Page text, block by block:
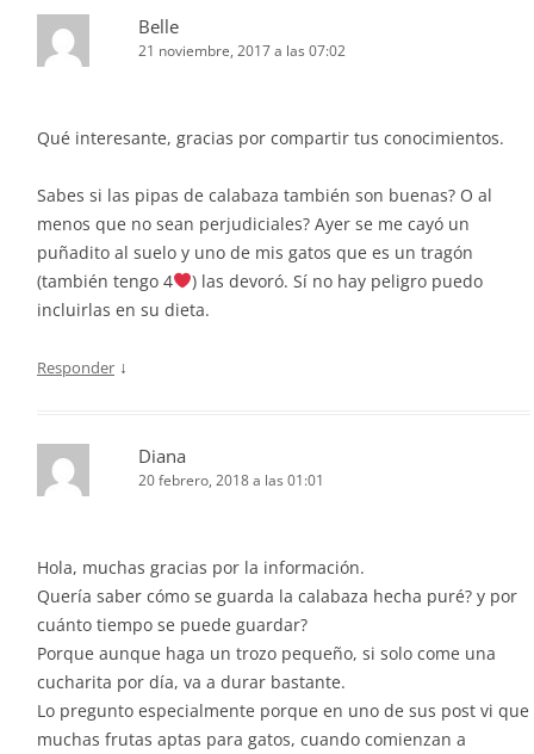
Belle
21 noviembre, 2017 a las 07:02
Qué interesante, gracias por compartir tus conocimientos.
Sabes si las pipas de calabaza también son buenas? O al
menos que no sean perjudiciales? Ayer se me cayó un
puñadito al suelo y uno de mis gatos que es un tragón
(también tengo 4
) las devoró. Sí no hay peligro puedo
incluirlas en su dieta.
Responder ↓
Diana
20 febrero, 2018 a las 01:01
Hola, muchas gracias por la información.
Quería saber cómo se guarda la calabaza hecha puré? y por
cuánto tiempo se puede guardar?
Porque aunque haga un trozo pequeño, si solo come una
cucharita por día, va a durar bastante.
Lo pregunto especialmente porque en uno de sus post vi que
muchas frutas aptas para gatos, cuando comienzan a